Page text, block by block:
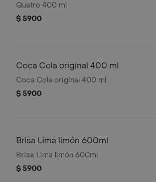
Quatro 400 ml
$ 5900
Coca Cola original 400 ml
Coca Cola original 400 ml
$ 5900
Brisa Lima limón 600ml
Brisa Lima limón 600ml
$ 5900